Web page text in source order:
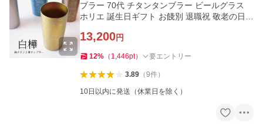
ブラー 70代 チタンタンブラー ビールグラス
ホリエ 誕生日ギフト お餞別 退職祝 敬老の日
13,200円
12% （ 1,446pt） 要エントリー
3.89（9件）
10日以内に発送（休業日を除く）